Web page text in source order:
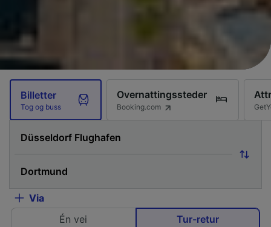
Billetter
Tog og buss
Overnattingssteder
Booking.com
Via
Én vei
Tur-retur